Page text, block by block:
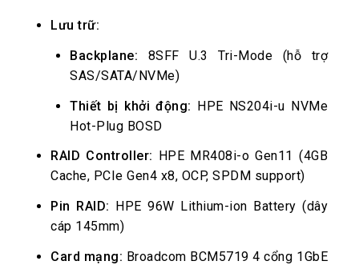
Lưu trữ:
Backplane: 8SFF U.3 Tri-Mode (hỗ trợ
SAS/SATA/NVMe)
Thiết bị khởi động: HPE NS204i-u NVMe
Hot-Plug BOSD
RAID Controller: HPE MR408i-o Gen11 (4GB
Cache, PCIe Gen4 x8, OCP, SPDM support)
Pin RAID: HPE 96W Lithium-ion Battery (dây
cáp 145mm)
Card mạng: Broadcom BCM5719 4 cổng 1GbE